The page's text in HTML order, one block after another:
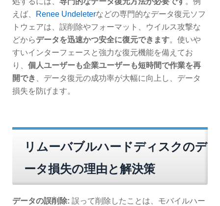
えば、
Renee Undeleterなどの専門的なデータ復元ソフ
トウェアは、誤削除やフォーマット、ウイルス攻撃な
どからデータを迅速かつ安全に復元できます。使いや
すいインターフェースと強力な復元機能を備えてお
り、 個人ユーザーも企業ユーザーも短時間で作業を再
開でき
、データ復元の成功率が大幅に向上し、データ
損失を防げます。
リムーバブルハードディスクのデ
ータ損失の理由と解決策
データの誤削除: 誤って削除したことは、モバイルハー